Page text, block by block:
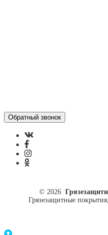
© 2026
Грязезащитные